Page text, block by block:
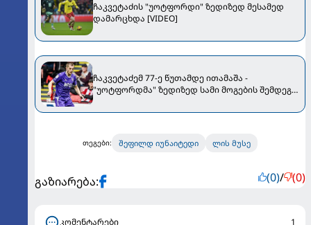
ჩაკვეტაძის "უოტფორდი" ზედიზედ მესამედ
დამარცხდა [VIDEO]
ჩაკვეტაძემ 77-ე წუთამდე ითამაშა -
"უოტფორდმა" ზედიზედ სამი მოგების შემდეგ
თეგები: შეფილდ იუნაიტედი ლის მუსე
გაზიარება: (0)/ (0)
კომენტარები 1